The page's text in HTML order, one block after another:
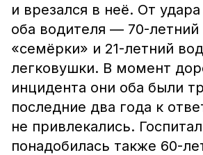
и врезался в неё. От
оба водителя — 70-летний
«семёрки» и 21-летний
легковушки. В момент
инцидента они оба были
последние два года к
не привлекались.
понадобилась также 60-